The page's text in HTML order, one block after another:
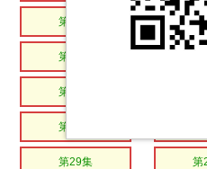
第37集 第
第35集
第33集
第31集
第29集 第